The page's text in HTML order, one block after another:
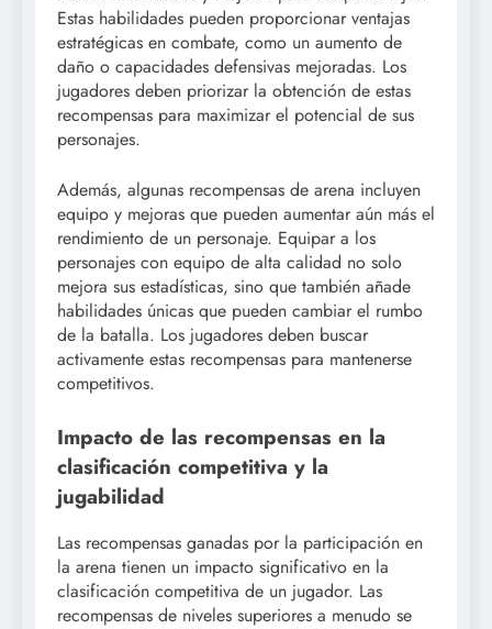
Estas habilidades pueden proporcionar ventajas
estratégicas en combate, como un aumento de
daño o capacidades defensivas mejoradas. Los
jugadores deben priorizar la obtención de estas
recompensas para maximizar el potencial de sus
personajes.
Además, algunas recompensas de arena incluyen
equipo y mejoras que pueden aumentar aún más el
rendimiento de un personaje. Equipar a los
personajes con equipo de alta calidad no solo
mejora sus estadísticas, sino que también añade
habilidades únicas que pueden cambiar el rumbo
de la batalla. Los jugadores deben buscar
activamente estas recompensas para mantenerse
competitivos.
Impacto de las recompensas en la
clasificación competitiva y la
jugabilidad
Las recompensas ganadas por la participación en
la arena tienen un impacto significativo en la
clasificación competitiva de un jugador. Las
recompensas de niveles superiores a menudo se